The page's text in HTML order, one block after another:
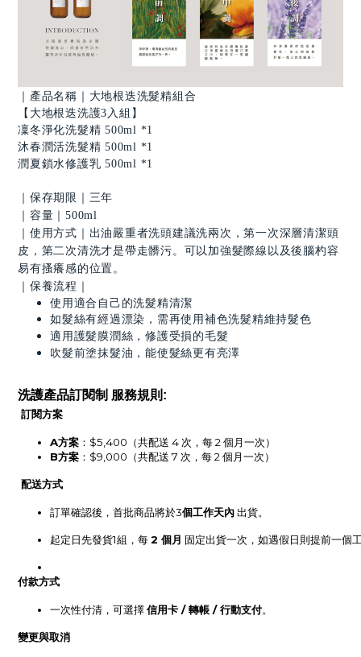
｜產品名稱｜大地根迭洗髮精組合
【大地根迭洗護3入組】
凜冬淨化洗髮精 500ml *1
沐春潤活洗髮精 500ml *1
潤夏鎖水修護乳 500ml *1
｜保存期限｜三年
｜容量｜500ml
｜使用方式｜出油嚴重者洗頭建議洗兩次，第一次深層清潔頭
皮，第二次清洗才是帶走髒污。可以加強髮際線以及後腦杓容
易有搔癢感的位置。
｜保養流程｜
使用適合自己的洗髮精清潔
如髮絲有經過漂染，需再使用補色洗髮精維持髮色
適用護髮膜潤絲，修護受損的毛髮
吹髮前塗抹髮油，能使髮絲更有亮澤
洗護產品訂閱制 服務規則:
訂閱方案
A方案 ：$5,400（共配送 4 次，每 2 個月一次）
B方案 ：$9,000（共配送 7 次，每 2 個月一次）
配送方式
訂單確認後，首批商品將於3個工作天內 出貨。
起定日先發貨1組，每 2 個月 固定出貨一次， 如遇假日則提前一個
付款方式
一次性付清，可選擇 信用卡 / 轉帳 / 行動支付。
變更與取消